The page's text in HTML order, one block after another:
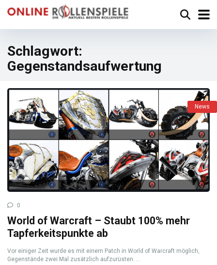
Schlagwort:
Gegenstandsaufwertung
News
0
World of Warcraft – Staubt 100% mehr
Tapferkeitspunkte ab
Vor einiger Zeit wurde es mit einem Patch in World of Warcraft möglich,
Gegenstände zwei Mal zusätzlich aufzurüsten. ...